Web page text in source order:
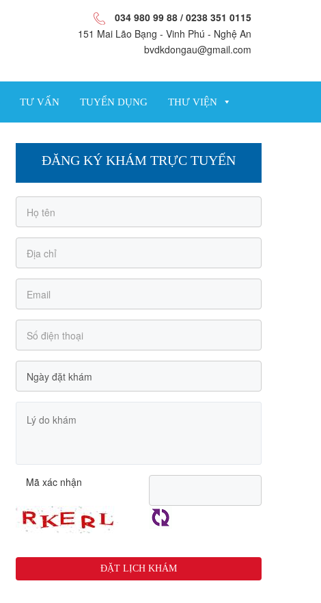
034 980 99 88 / 0238 351 0115
151 Mai Lão Bạng - Vinh Phú - Nghệ An
bvdkdongau@gmail.com
TƯ VẤN TUYỂN DỤNG THƯ VIỆN
ĐĂNG KÝ KHÁM TRỰC TUYẾN
Mã xác nhận